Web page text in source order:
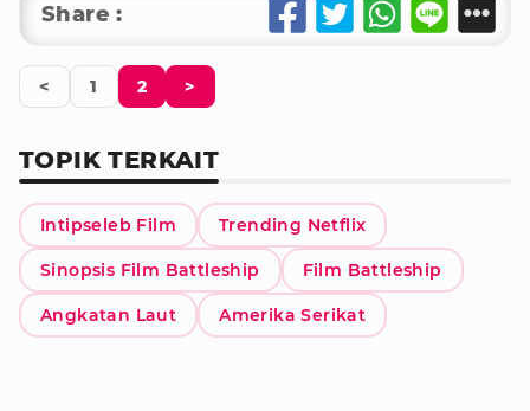
Share :
< 1 2 >
TOPIK TERKAIT
Intipseleb Film Trending Netflix
Sinopsis Film Battleship Film Battleship
Angkatan Laut Amerika Serikat